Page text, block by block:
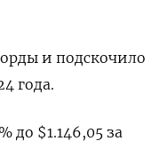
и подскочило
года.
до $1.146,05​​ за